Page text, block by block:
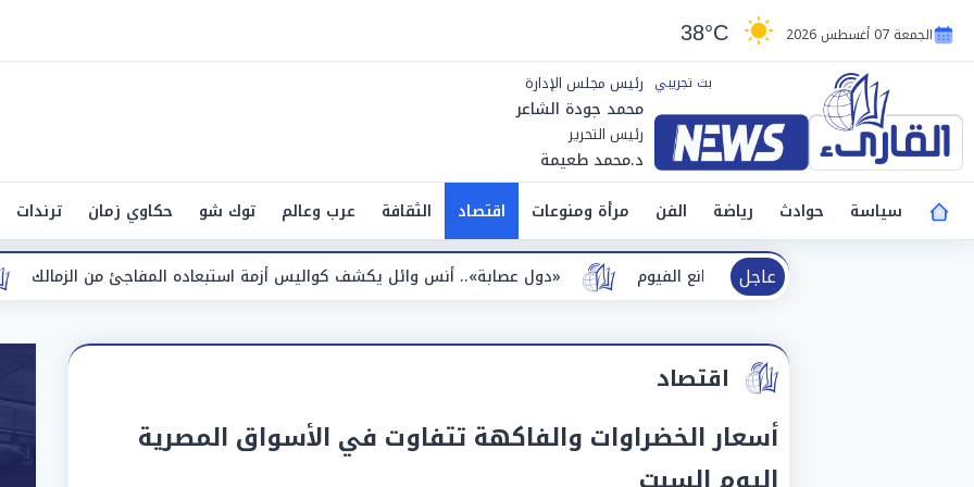
الجمعة 07 أغسطس 2026 38°C
رئيس مجلس الإدارة
محمد جودة الشاعر
رئيس التحرير
د.محمد طعيمة
سياسة
حوادث رياضة الفن مرأة ومنوعات اقتصاد الثقافة عرب وعالم توك شو حكاوي زمان ترندات
عاجل
صانعة «دول عصابة».. أنس وائل يكشف كواليس أزمة استبعاده المفاجئ من الزمالك كيميائية بأحد مصانع الفيوم
اقتصاد
أسعار الخضراوات والفاكهة تتفاوت في الأسواق المصرية